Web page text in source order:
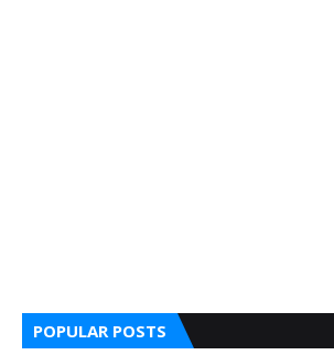
POPULAR POSTS